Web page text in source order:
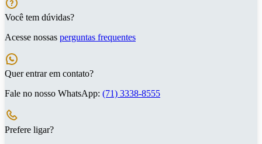
Você tem dúvidas?
Acesse nossas perguntas frequentes
Quer entrar em contato?
Fale no nosso WhatsApp: (71) 3338-8555
Prefere ligar?